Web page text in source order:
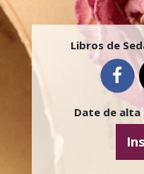
Libros de
Date de